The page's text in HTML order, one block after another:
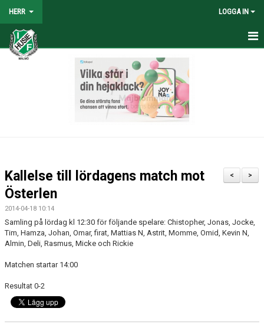
HERR LOGGA IN
HEM
MATCHER
BILDGALLERI
KONTAKT
>
<
Kallelse till lördagens match mot
Österlen
2014-04-18 10:14
Samling på lördag kl 12:30 för följande spelare: Chistopher, Jonas, Jocke,
Tim, Hamza, Johan, Omar, firat, Mattias N, Astrit, Momme, Omid, Kevin N,
Almin, Deli, Rasmus, Micke och Rickie
Matchen startar 14:00
Resultat 0-2